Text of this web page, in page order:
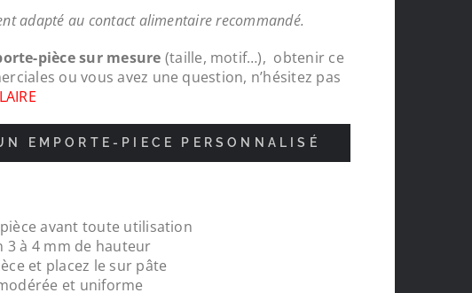
adapté au contact alimentaire recommandé.
pièce sur mesure (taille, motif…), obtenir ce
ou vous avez une question, n’hésitez pas
EMPORTE-PIECE PERSONNALISÉ
avant toute utilisation
3 à 4 mm de hauteur
et placez le sur pâte
et uniforme